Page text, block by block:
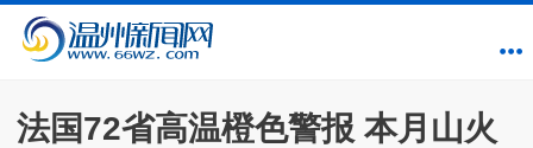
法国72省高温橙色警报 本月山火